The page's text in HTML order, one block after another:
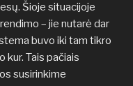
Šioje situacijoje
– jie nutarė dar
buvo iki tam tikro
kur. Tais pačiais
susirinkime